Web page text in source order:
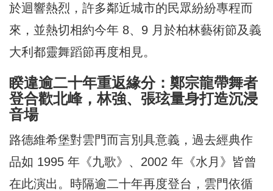
於迴響熱烈，許多鄰近城市的民眾紛紛專程而
來，並熱切相約今年 8、9 月於柏林藝術節及義
大利都靈舞蹈節再度相見。
睽違逾二十年重返緣分：鄭宗龍帶舞者
登合歡北峰，林強、張玹量身打造沉浸
音場
路德維希堡對雲門而言別具意義，過去經典作
品如 1995 年《九歌》、2002 年《水月》皆曾
在此演出。時隔逾二十年再度登台，雲門依循